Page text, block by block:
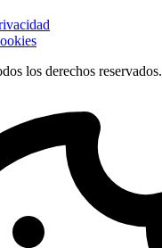
los derechos reservados.